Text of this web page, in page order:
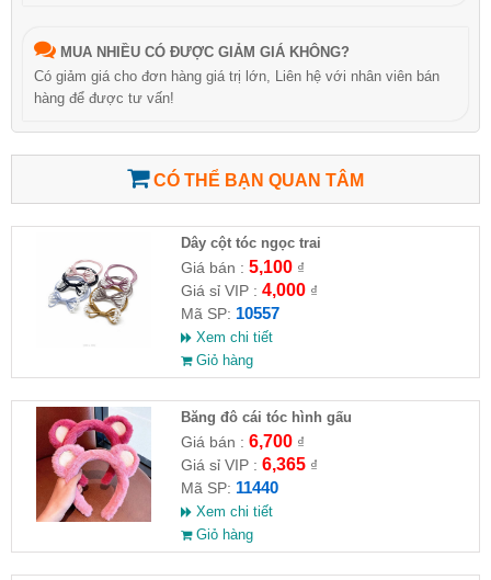
MUA NHIỀU CÓ ĐƯỢC GIẢM GIÁ KHÔNG?
Có giảm giá cho đơn hàng giá trị lớn, Liên hệ với nhân viên bán
hàng để được tư vấn!
CÓ THỂ BẠN QUAN TÂM
Dây cột tóc ngọc trai
Giá bán : 5,100₫
Giá sỉ VIP : 4,000₫
Mã SP: 10557
Xem chi tiết
Giỏ hàng
Băng đô cái tóc hình gấu
Giá bán : 6,700₫
Giá sỉ VIP : 6,365₫
Mã SP: 11440
Xem chi tiết
Giỏ hàng